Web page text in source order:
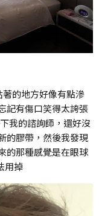
的地方好像有點滲
記有傷口笑得太誇張
我的諮詢師，還好沒
的膠帶，然後我發現
的那種感覺是在眼球
用掉